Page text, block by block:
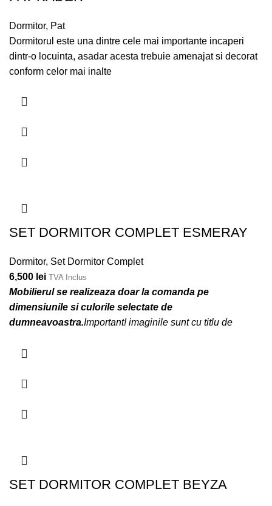
Dormitor, Pat
Dormitorul este una dintre cele mai importante incaperi
dintr-o locuinta, asadar acesta trebuie amenajat si decorat
conform celor mai inalte
SET DORMITOR COMPLET ESMERAY
Dormitor, Set Dormitor Complet
6,500 lei TVA Inclus
Mobilierul se realizeaza doar la comanda pe
dimensiunile si culorile selectate de
dumneavoastra.Important! imaginile sunt cu titlu de
incluse!
SET DORMITOR COMPLET BEYZA